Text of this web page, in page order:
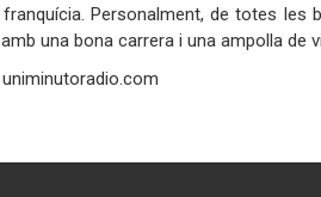
Personalment, de totes les
amb una bona